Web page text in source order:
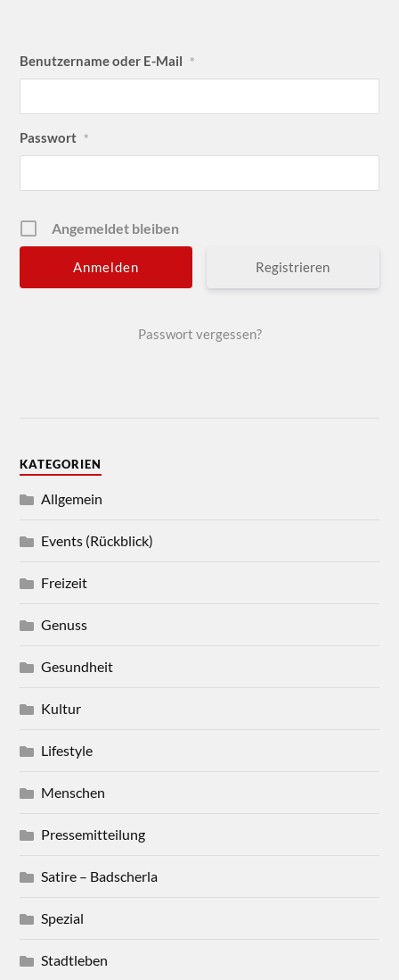
Benutzername oder E-Mail *
Passwort *
Angemeldet bleiben
Registrieren
Passwort vergessen?
KATEGORIEN
Allgemein
Events (Rückblick)
Freizeit
Genuss
Gesundheit
Kultur
Lifestyle
Menschen
Pressemitteilung
Satire – Badscherla
Spezial
Stadtleben